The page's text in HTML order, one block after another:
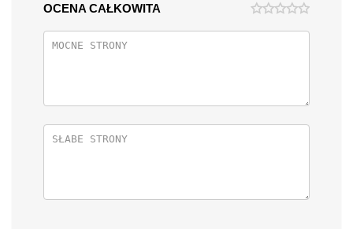
OCENA CAŁKOWITA